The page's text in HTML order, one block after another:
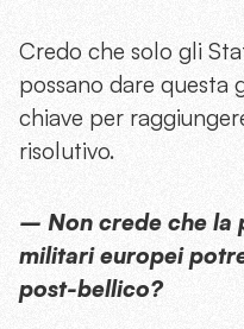
Credo che solo gli
possano dare questa
chiave per
risolutivo.
– Non crede che la
militari europei
post-bellico?